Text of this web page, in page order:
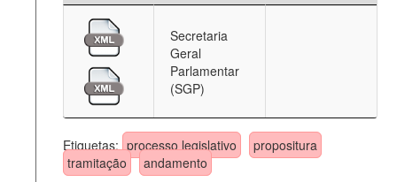
Secretaria
Geral
Parlamentar
(SGP)
Etiquetas: processo legislativo
propositura
tramitação
andamento